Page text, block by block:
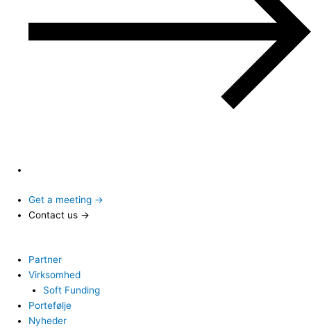
Get a meeting →
Contact us →
Partner
Virksomhed
Soft Funding
Portefølje
Nyheder